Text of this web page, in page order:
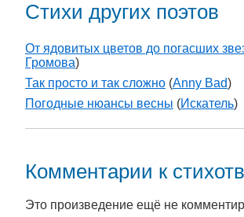
Стихи других поэтов
От ядовитых цветов до погасших
Громова)
Так просто и так сложно (Anny Bad)
Погодные нюансы весны (Искатель)
Комментарии к
Это произведение ещё не